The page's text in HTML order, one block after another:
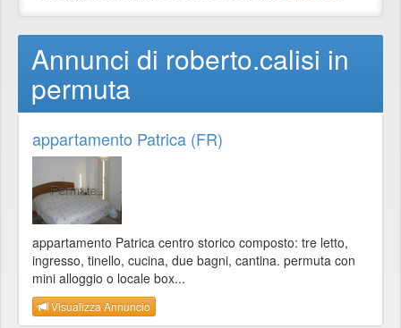
Annunci di roberto.calisi in
permuta
appartamento Patrica (FR)
appartamento Patrica centro storico composto: tre letto,
ingresso, tinello, cucina, due bagni, cantina. permuta con
mini alloggio o locale box...
Visualizza Annuncio